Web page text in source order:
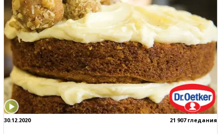
30.12.2020 21 907 гледания